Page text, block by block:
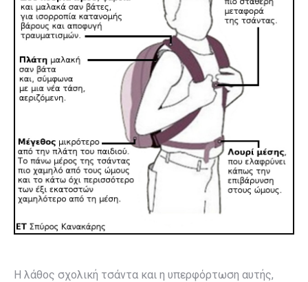
Η λάθος σχολική τσάντα και η υπερφόρτωση αυτής,